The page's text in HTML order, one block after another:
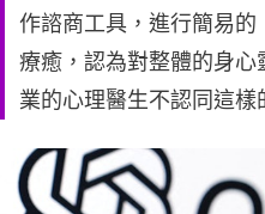
作諮商工具，進行簡易
療癒，認為對整體的身
業的心理醫生不認同這樣